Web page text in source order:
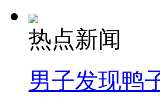
热点新闻
男子发现鸭